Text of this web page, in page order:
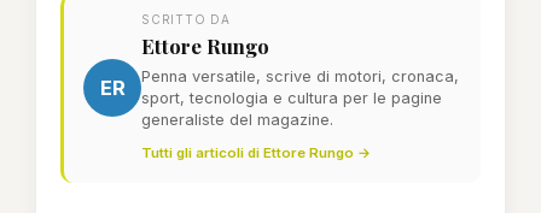
ER
SCRITTO DA
Ettore Rungo
Penna versatile, scrive di motori, cronaca,
sport, tecnologia e cultura per le pagine
generaliste del magazine.
Tutti gli articoli di Ettore Rungo →